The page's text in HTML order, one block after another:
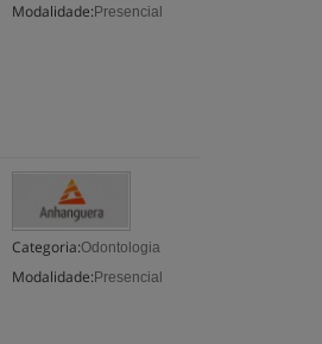
Modalidade: Presencial
Categoria:Odontologia
Modalidade: Presencial